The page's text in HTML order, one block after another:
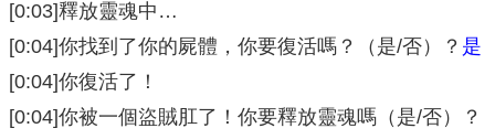
[0:03]釋放靈魂中…
[0:04]你找到了你的屍體，你要復活嗎？（是/否）？ 是
[0:04]你復活了！
[0:04]你被一個盜賊肛了！你要釋放靈魂嗎（是/否）？